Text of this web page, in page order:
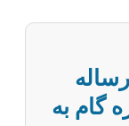
به